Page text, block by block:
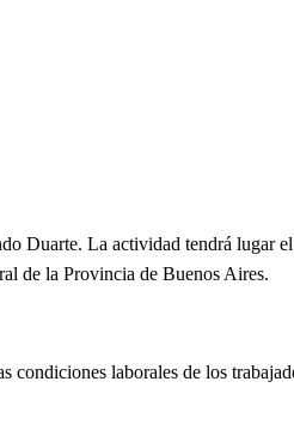
Duarte. La actividad tendrá lugar
de la Provincia de Buenos Aires.
laborales de los